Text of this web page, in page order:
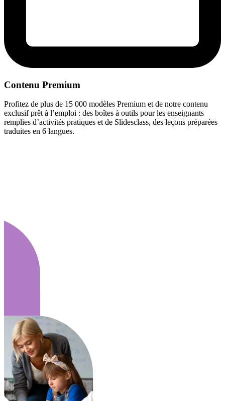
Contenu Premium
Profitez de plus de 15 000 modèles Premium et de notre contenu
exclusif prêt à l’emploi : des boîtes à outils pour les enseignants
remplies d’activités pratiques et de Slidesclass, des leçons préparées
traduites en 6 langues.